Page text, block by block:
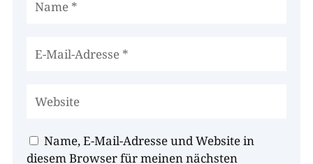
Name, E-Mail-Adresse und Website in
diesem Browser für meinen nächsten